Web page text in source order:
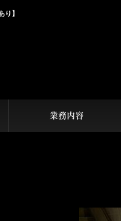
り】
業務内容